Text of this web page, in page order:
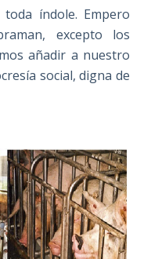
índole. Empero
excepto los
añadir a nuestro
social, digna de